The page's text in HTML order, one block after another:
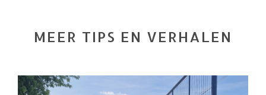
MEER TIPS EN VERHALEN